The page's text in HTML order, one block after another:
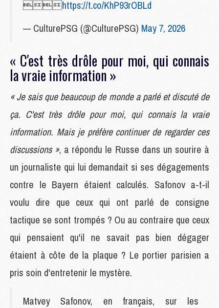
https://t.co/KhP93rOBLd
— CulturePSG (@CulturePSG) May 7, 2026
« C'est très drôle pour moi, qui connais
la vraie information »
« Je sais que beaucoup de monde a parlé et discuté de
ça. C'est très drôle pour moi, qui connais la vraie
information. Mais je préfère continuer de regarder ces
discussions », a répondu le Russe dans un sourire à
un journaliste qui lui demandait si ses dégagements
contre le Bayern étaient calculés. Safonov a-t-il
voulu dire que ceux qui ont parlé de consigne
tactique se sont trompés ? Ou au contraire que ceux
qui pensaient qu'il ne savait pas bien dégager
étaient à côte de la plaque ? Le portier parisien a
pris soin d'entretenir le mystère.
Matvey Safonov, en français, sur les